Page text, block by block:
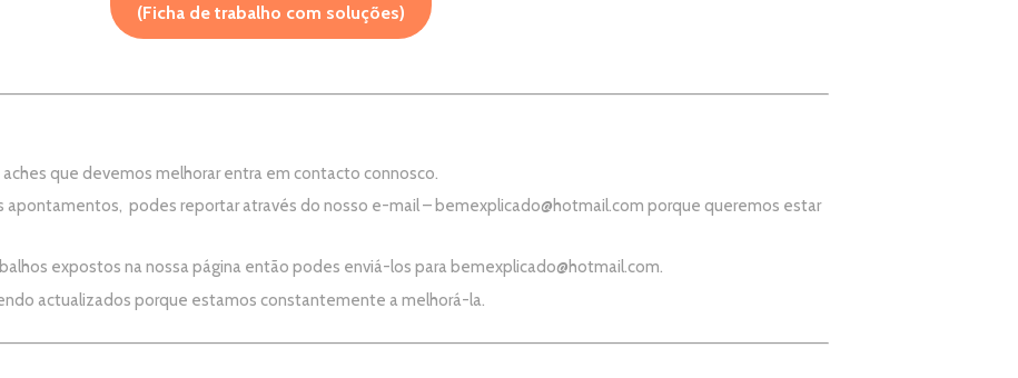
(Ficha de trabalho com soluções)
que devemos melhorar entra em contacto connosco.
apontamentos, podes reportar através do nosso e-mail – bemexplicado@hotmail.com porque queremos estar
expostos na nossa página então podes enviá-los para bemexplicado@hotmail.com.
actualizados porque estamos constantemente a melhorá-la.